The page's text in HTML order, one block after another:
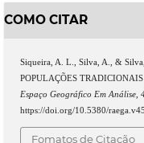
COMO CITAR
Siqueira, A. L., Silva, A., &
POPULAÇÕES
Espaço Geográfico Em Análise,
https://doi.org/10.5380/
Fomatos de Citação